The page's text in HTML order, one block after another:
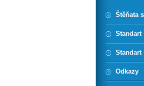
Štěňata
Standart
Standart
Odkazy